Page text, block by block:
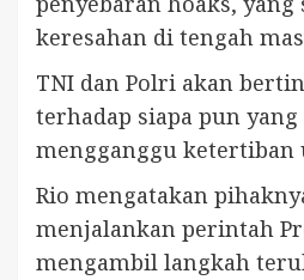
keresahan di tengah
TNI dan Polri akan
terhadap siapa pun yang
mengganggu ketertiban
Rio mengatakan
menjalankan perintah
mengambil langkah